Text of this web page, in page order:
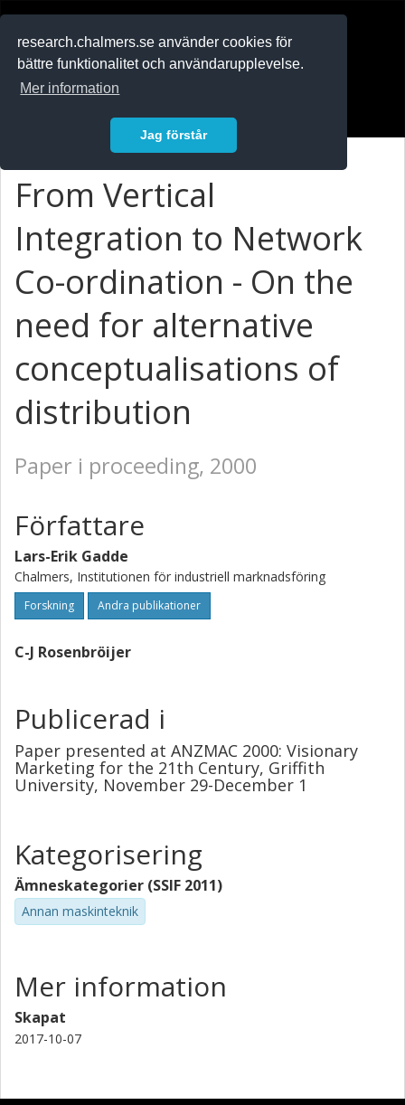
research.chalmers.se använder cookies för
bättre funktionalitet och användarupplevelse.
Mer information
Jag förstår
From Vertical
Integration to Network
Co-ordination - On the
need for alternative
conceptualisations of
distribution
Paper i proceeding, 2000
Författare
Lars-Erik Gadde
Chalmers, Institutionen för industriell marknadsföring
Forskning Andra publikationer
C-J Rosenbröijer
Publicerad i
Paper presented at ANZMAC 2000: Visionary
Marketing for the 21th Century, Griffith
University, November 29-December 1
Kategorisering
Ämneskategorier (SSIF 2011)
Annan maskinteknik
Mer information
Skapat
2017-10-07